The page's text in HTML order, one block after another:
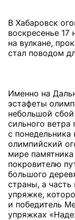
В Хабаровск
воскресенье 17
на вулкане,
стал поводом
Именно на
эстафеты
небольшой
сильного
с
олимпийский
мире
покровителю
большого
страны, а часть
упряжке,
и победитель
упряжках